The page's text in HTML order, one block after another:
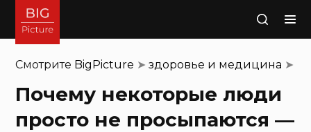
Поиск
Смотрите BigPicture ➤здоровье и медицина ➤
Почему некоторые люди
просто не просыпаются —